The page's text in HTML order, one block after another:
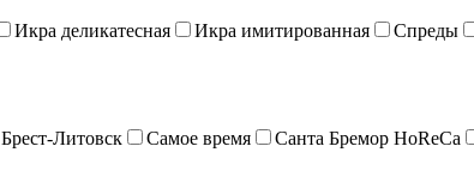
Икра деликатесная Икра имитированная Спреды
Брест-Литовск Самое время Санта Бремор HoReCa